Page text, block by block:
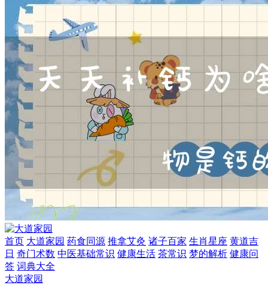
首页 大道家园 药食同源 推拿艾灸 诸子百家 生肖星座 黄道吉
日 奇门术数 中医基础常识 健康生活 茶常识 梦的解析 健康问
答 词典大全
大道家园